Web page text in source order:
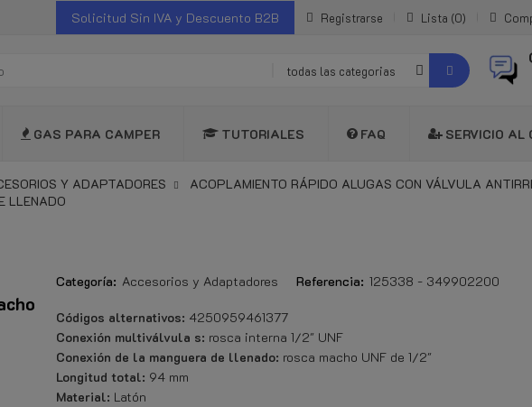
Solicitud Sin IVA y Descuento B2B Registrarse Lista 0
todas las categorias
GAS PARA CAMPER TUTORIALES FAQ SERVICIO AL
Y ADAPTADORES
ACOPLAMIENTO RÁPIDO ALUGAS CON VÁLVULA
LLENADO
Categoría: Accesorios y Adaptadores Referencia: 125338 - 349902200
Códigos alternativos: 4250959461377
Conexión multiválvula s: rosca interna 1/2" UNF
Conexión de la manguera de llenado: rosca macho UNF de 1/2"
Longitud total: 94 mm
Material: Latón